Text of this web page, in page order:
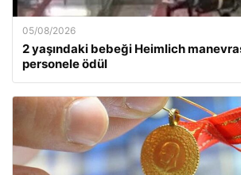
05/08/2026
2 yaşındaki bebeği Heimlich
personele ödül